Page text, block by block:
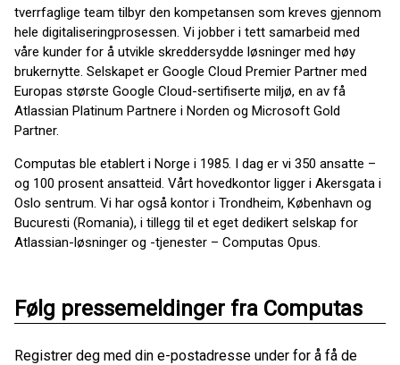
tverrfaglige team tilbyr den kompetansen som kreves gjennom
hele digitaliseringprosessen. Vi jobber i tett samarbeid med
våre kunder for å utvikle skreddersydde løsninger med høy
brukernytte. Selskapet er Google Cloud Premier Partner med
Europas største Google Cloud-sertifiserte miljø, en av få
Atlassian Platinum Partnere i Norden og Microsoft Gold
Partner.
Computas ble etablert i Norge i 1985. I dag er vi 350 ansatte –
og 100 prosent ansatteid. Vårt hovedkontor ligger i Akersgata i
Oslo sentrum. Vi har også kontor i Trondheim, København og
Bucuresti (Romania), i tillegg til et eget dedikert selskap for
Atlassian-løsninger og -tjenester – Computas Opus.
Følg pressemeldinger fra Computas
Registrer deg med din e-postadresse under for å få de